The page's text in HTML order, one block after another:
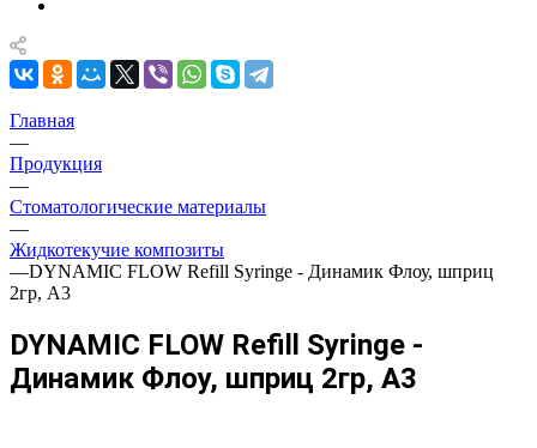
Главная
—
Продукция
—
Стоматологические материалы
—
Жидкотекучие композиты
—DYNAMIC FLOW Refill Syringe - Динамик Флоу, шприц
2гр, А3
DYNAMIC FLOW Refill Syringe -
Динамик Флоу, шприц 2гр, А3